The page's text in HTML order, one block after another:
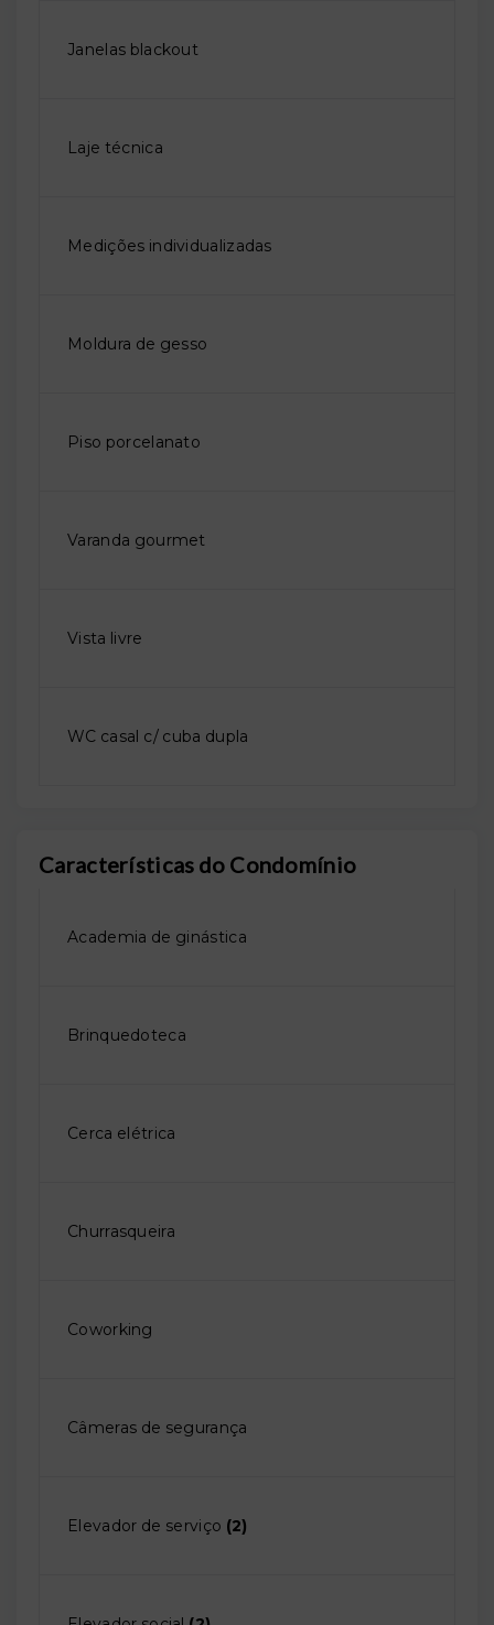
Janelas blackout
Laje técnica
Medições individualizadas
Moldura de gesso
Piso porcelanato
Varanda gourmet
Vista livre
WC casal c/ cuba dupla
Características do Condomínio
Academia de ginástica
Brinquedoteca
Cerca elétrica
Churrasqueira
Coworking
Câmeras de segurança
Elevador de serviço (2)